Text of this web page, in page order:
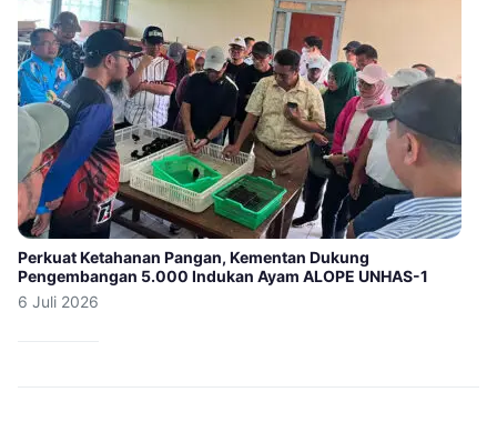
Perkuat Ketahanan Pangan, Kementan Dukung
Pengembangan 5.000 Indukan Ayam ALOPE UNHAS-1
6 Juli 2026